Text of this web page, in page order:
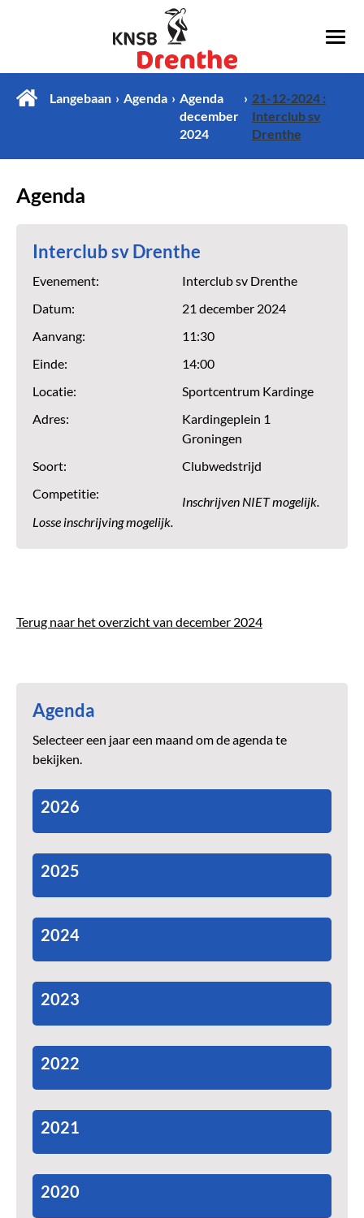
Langebaan Agenda
Agenda
december
2024
21-12-2024 :
Interclub sv
Drenthe
Agenda
Interclub sv Drenthe
Evenement:
Interclub sv Drenthe
Datum:
21 december 2024
Aanvang:
11:30
Einde:
14:00
Locatie:
Sportcentrum Kardinge
Adres:
Kardingeplein 1
Groningen
Soort:
Clubwedstrijd
Competitie:
Inschrijven NIET mogelijk.
Losse inschrijving mogelijk.
Terug naar het overzicht van december 2024
Agenda
Selecteer een jaar een maand om de agenda te
bekijken.
2026
2025
2024
2023
2022
2021
2020